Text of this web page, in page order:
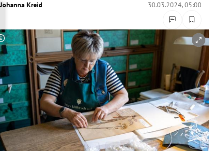
Untermenü
Untermenü
Untermenü
Untermenü
Untermenü
Johanna Kreid 30.03.2024, 05:00
Copyright-Hinweis öffnen/schließen